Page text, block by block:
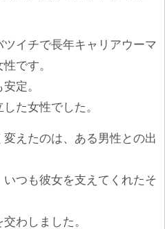
イチで長年キャリアウーマ
です。
定。
た女性でした。
えたのは、ある男性との出
つも彼女を支えてくれたそ
わしました。